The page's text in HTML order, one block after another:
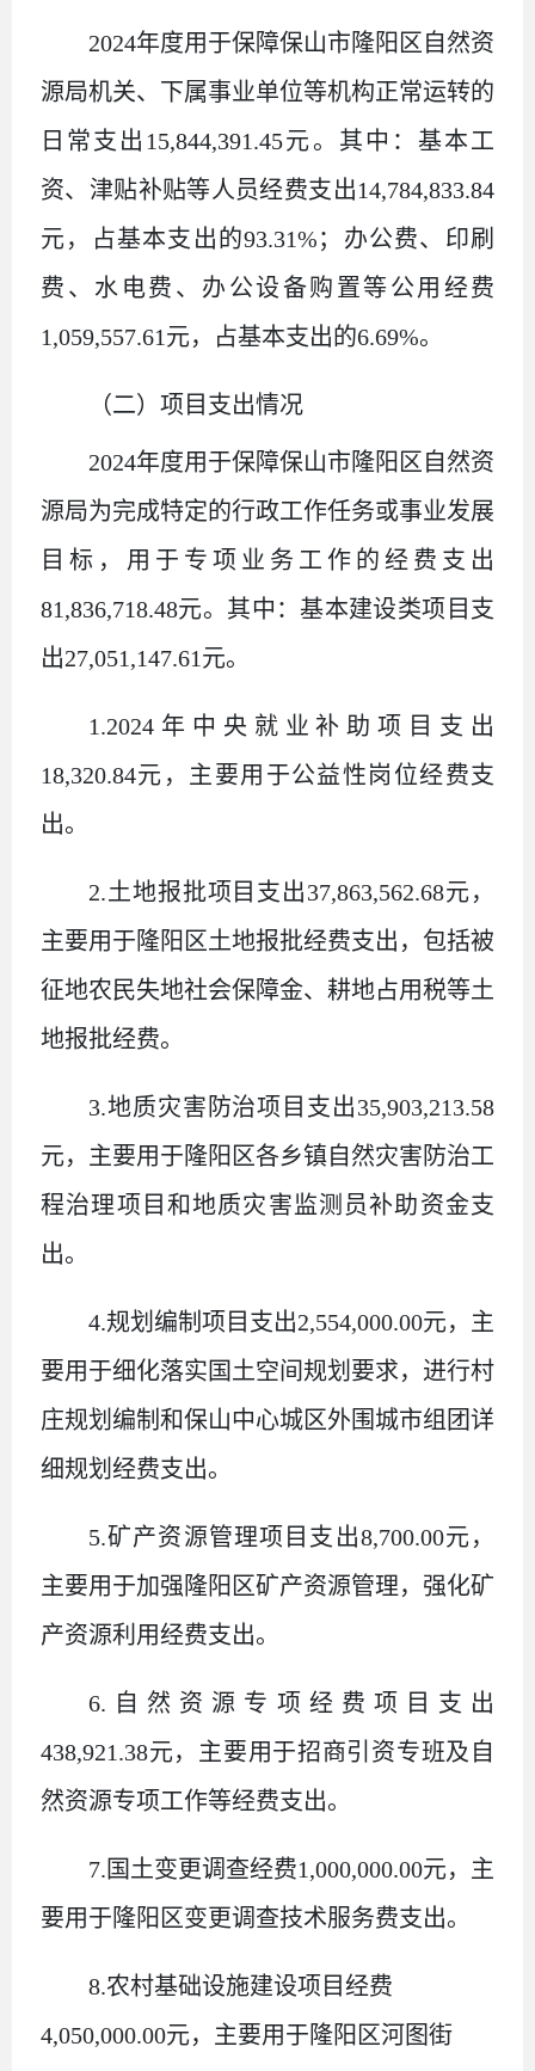
2024年度用于保障保山市隆阳区自然资
源局机关、下属事业单位等机构正常运转的
日常支出 15,844,391.45元。其中：基本工
资、津贴补贴等人员经费支出14,784,833.84
元，占基本支出的93.31%；办公费、印刷
费、水电费、办公设备购置等公用经费
1,059,557.61元，占基本支出的6.69%。
（二）项目支出情况
2024年度用于保障保山市隆阳区自然资
源局为完成特定的行政工作任务或事业发展
目标，用于专项业务工作的经费支出
81,836,718.48元。其中：基本建设类项目支
出27,051,147.61元。
1.2024 年中央就业补助项目支出
18,320.84元，主要用于公益性岗位经费支
出。
2.土地报批项目支出37,863,562.68元，
主要用于隆阳区土地报批经费支出，包括被
征地农民失地社会保障金、耕地占用税等土
地报批经费。
3.地质灾害防治项目支出35,903,213.58
元，主要用于隆阳区各乡镇自然灾害防治工
程治理项目和地质灾害监测员补助资金支
出。
4.规划编制项目支出2,554,000.00元，主
要用于细化落实国土空间规划要求，进行村
庄规划编制和保山中心城区外围城市组团详
细规划经费支出。
5.矿产资源管理项目支出8,700.00元，
主要用于加强隆阳区矿产资源管理，强化矿
产资源利用经费支出。
6. 自然资源专项经费项目支出
438,921.38元，主要用于招商引资专班及自
然资源专项工作等经费支出。
7.国土变更调查经费1,000,000.00元，主
要用于隆阳区变更调查技术服务费支出。
8.农村基础设施建设项目经费
4,050,000.00元，主要用于隆阳区河图街